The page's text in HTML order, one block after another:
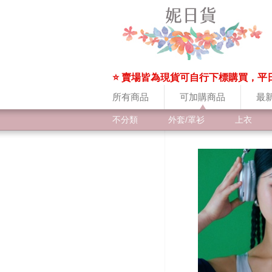
所有商品 可加購商品 最
⭐ 賣場皆為現貨可自行下標購買，平
不分類 外套/罩衫 上衣